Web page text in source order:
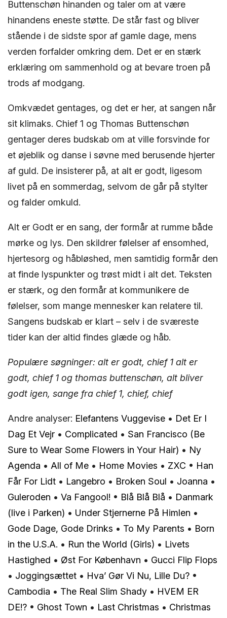
Buttenschøn hinanden og taler om at være
hinandens eneste støtte. De står fast og bliver
stående i de sidste spor af gamle dage, mens
verden forfalder omkring dem. Det er en stærk
erklæring om sammenhold og at bevare troen på
trods af modgang.
Omkvædet gentages, og det er her, at sangen når
sit klimaks. Chief 1 og Thomas Buttenschøn
gentager deres budskab om at ville forsvinde for
et øjeblik og danse i søvne med berusende hjerter
af guld. De insisterer på, at alt er godt, ligesom
livet på en sommerdag, selvom de går på stylter
og falder omkuld.
Alt er Godt er en sang, der formår at rumme både
mørke og lys. Den skildrer følelser af ensomhed,
hjertesorg og håbløshed, men samtidig formår den
at finde lyspunkter og trøst midt i alt det. Teksten
er stærk, og den formår at kommunikere de
følelser, som mange mennesker kan relatere til.
Sangens budskab er klart – selv i de sværeste
tider kan der altid findes glæde og håb.
Populære søgninger: alt er godt, chief 1 alt er
godt, chief 1 og thomas buttenschøn, alt bliver
godt igen, sange fra chief 1, chief, chief
Andre analyser: Elefantens Vuggevise • Det Er I
Dag Et Vejr • Complicated • San Francisco (Be
Sure to Wear Some Flowers in Your Hair) • Ny
Agenda • All of Me • Home Movies • ZXC • Han
Får For Lidt • Langebro • Broken Soul • Joanna •
Guleroden • Va Fangool! • Blå Blå Blå • Danmark
(live i Parken) • Under Stjernerne På Himlen •
Gode Dage, Gode Drinks • To My Parents • Born
in the U.S.A. • Run the World (Girls) • Livets
Hastighed • Øst For København • Gucci Flip Flops
• Joggingsættet • Hva’ Gør Vi Nu, Lille Du? •
Cambodia • The Real Slim Shady • HVEM ER
DE!? • Ghost Town • Last Christmas • Christmas